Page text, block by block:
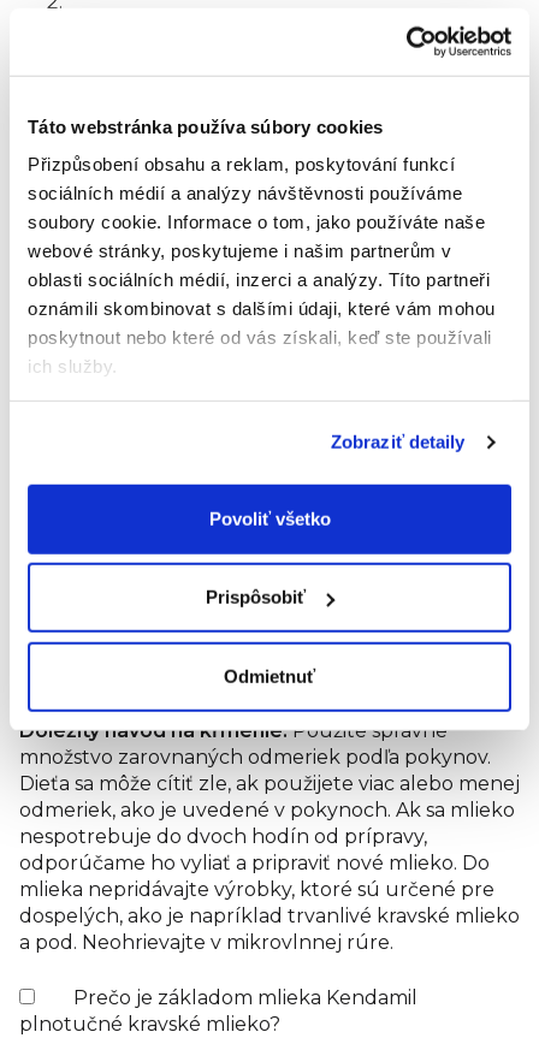
Táto webstránka používa súbory cookies
Přizpůsobení obsahu a reklam, poskytování funkcí
sociálních médií a analýzy návštěvnosti používáme
soubory cookie. Informace o tom, jako používáte naše
webové stránky, poskytujeme i našim partnerům v
oblasti sociálních médií, inzerci a analýzy. Títo partneři
oznámili skombinovat s dalšími údaji, které vám mohou
poskytnout nebo které od vás získali, keď ste používali
ich služby.
Zobraziť detaily
Povoliť všetko
Prispôsobiť
Odmietnuť
Prevarte čerstvú dojčenskú vodu a nechajte
Pridajte zarovnaný počet odmeriek prášku
podľa tabuľky dávkovania.
Uzavrite fľašu a dobre pretrepte, aby sa prášok
rozpustil.
Odstráňte uzáver a nahraďte ho
sterilizovaným cumlíkom.
teplota je 37 °C) a ihneď podávajte.
Počet odmeriek
na 1 dávku
Objem
90 ml
3
100 ml
Dôležitý návod na kŕmenie:Použite správne
množstvo zarovnaných odmeriek podľa pokynov.
Dieťa sa môže cítiť zle, ak použijete viac alebo menej
odmeriek, ako je uvedené v pokynoch. Ak sa mlieko
nespotrebuje do dvoch hodín od prípravy,
odporúčame ho vyliať a pripraviť nové mlieko. Do
mlieka nepridávajte výrobky, ktoré sú určené pre
dospelých, ako je napríklad trvanlivé kravské mlieko
a pod. Neohrievajte v mikrovlnnej rúre.
Prečo je základom mlieka Kendamil
plnotučné kravské mlieko?